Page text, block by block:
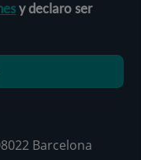
y declaro ser
Barcelona